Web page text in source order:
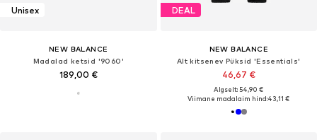
Unisex
NEW BALANCE
Madalad ketsid '9060'
189,00 €
DEAL
NEW BALANCE
Alt kitsenev Püksid 'Essentials'
46,67 €
Algselt: 54,90 €
Viimane madalaim hind:43,11 €